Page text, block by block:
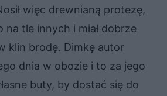
więc drewnianą protezę,
na tle innych i miał dobrze
klin brodę. Dimkę autor
dnia w obozie i to za jego
buty, by dostać się do